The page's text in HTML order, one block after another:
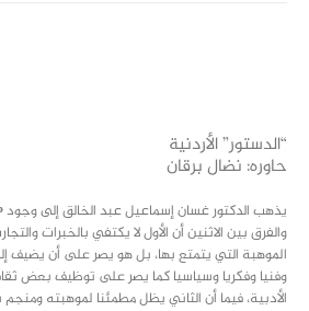
“الدستور” الأردنية
حاوره: نضال برقان
يذهب الدكتور غسان إسماعيل عبد الخالق إلى وجود
والفرق بين الاثنين أن الأول لا يكتفي بالخبرات
الموهبة التي يتمتع بها، بل هو يصر على أن يضيف
وفنيا وفكريا وسياسيا كما يصر على توظيف بعض
الأدبية، فيما أن الثاني يظل مطمئنا لموهبته ومنجم